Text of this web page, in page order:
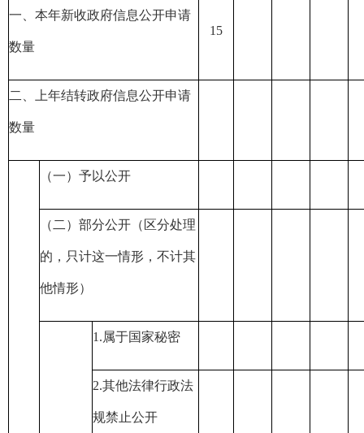
一、本年新收政府信息公开申请
数量
15
二、上年结转政府信息公开申请
数量
（一）予以公开
（二）部分公开（区分处理
的，只计这一情形，不计其
他情形）
1.属于国家秘密
2.其他法律行政法
规禁止公开